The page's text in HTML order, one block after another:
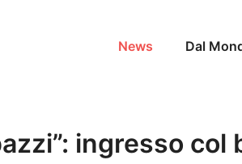
News Dal
ingresso col